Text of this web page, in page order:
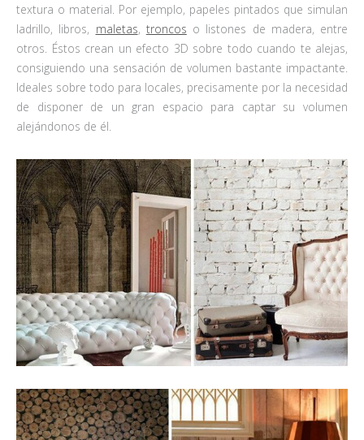
textura o material. Por ejemplo, papeles pintados que simulan
ladrillo, libros, maletas, troncos o listones de madera, entre
otros. Éstos crean un efecto 3D sobre todo cuando te alejas,
consiguiendo una sensación de volumen bastante impactante.
Ideales sobre todo para locales, precisamente por la necesidad
de disponer de un gran espacio para captar su volumen
alejándonos de él.